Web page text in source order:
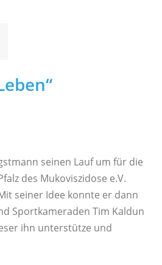
seinen Lauf um für die
des Mukoviszidose e.V.
seiner Idee konnte er dann
Sportkameraden Tim Kaldun
ihn unterstütze und